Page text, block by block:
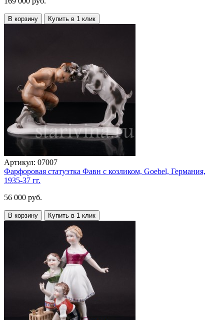
В корзину Купить в 1 клик
Артикул: 07007
Фарфоровая статуэтка Фавн с козликом, Goebel, Германия,
1935-37 гг.
56 000 руб.
В корзину Купить в 1 клик